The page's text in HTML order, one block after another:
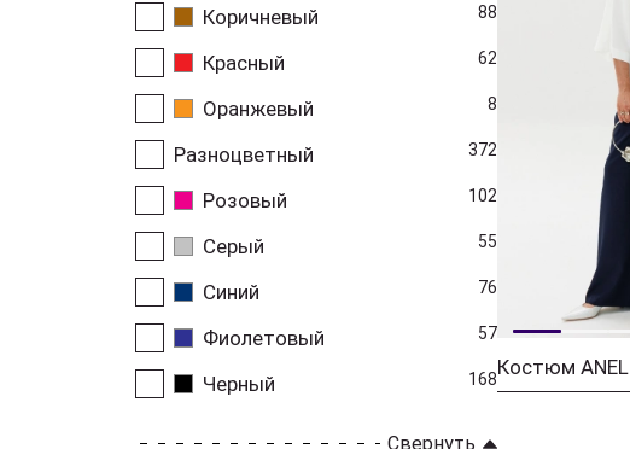
Коричневый 88
Красный 62
Оранжевый 8
Разноцветный 372
Розовый 102
Серый 55
Синий 76
Фиолетовый 57
Черный 168
Свернуть